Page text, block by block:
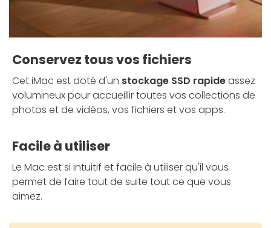
Conservez tous vos fichiers
Cet iMac est doté d'un stockage SSD rapideassez
volumineux pour accueillir toutes vos collections de
photos et de vidéos, vos fichiers et vos apps.
Facile à utiliser
Le Mac est si intuitif et facile à utiliser qu'il vous
permet de faire tout de suite tout ce que vous
aimez.